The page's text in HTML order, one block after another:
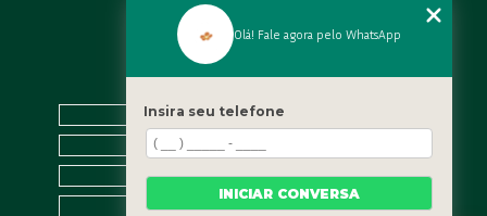
contato@florarainha.com.br
Home
Quem Somos
Galeria
Contato
Olá! Fale agora pelo WhatsApp
Insira seu telefone
INICIAR CONVERSA